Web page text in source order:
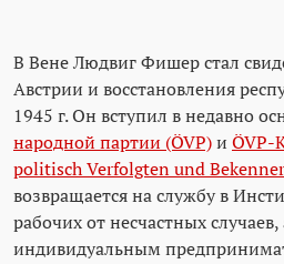
В Вене Людвиг Фишер стал
Австрии и восстановления
1945 г. Он вступил в недавно
народной партии (ÖVP)и ÖVP-
politisch Verfolgten und
возвращается на службу в
рабочих от несчастных случаев,
индивидуальным